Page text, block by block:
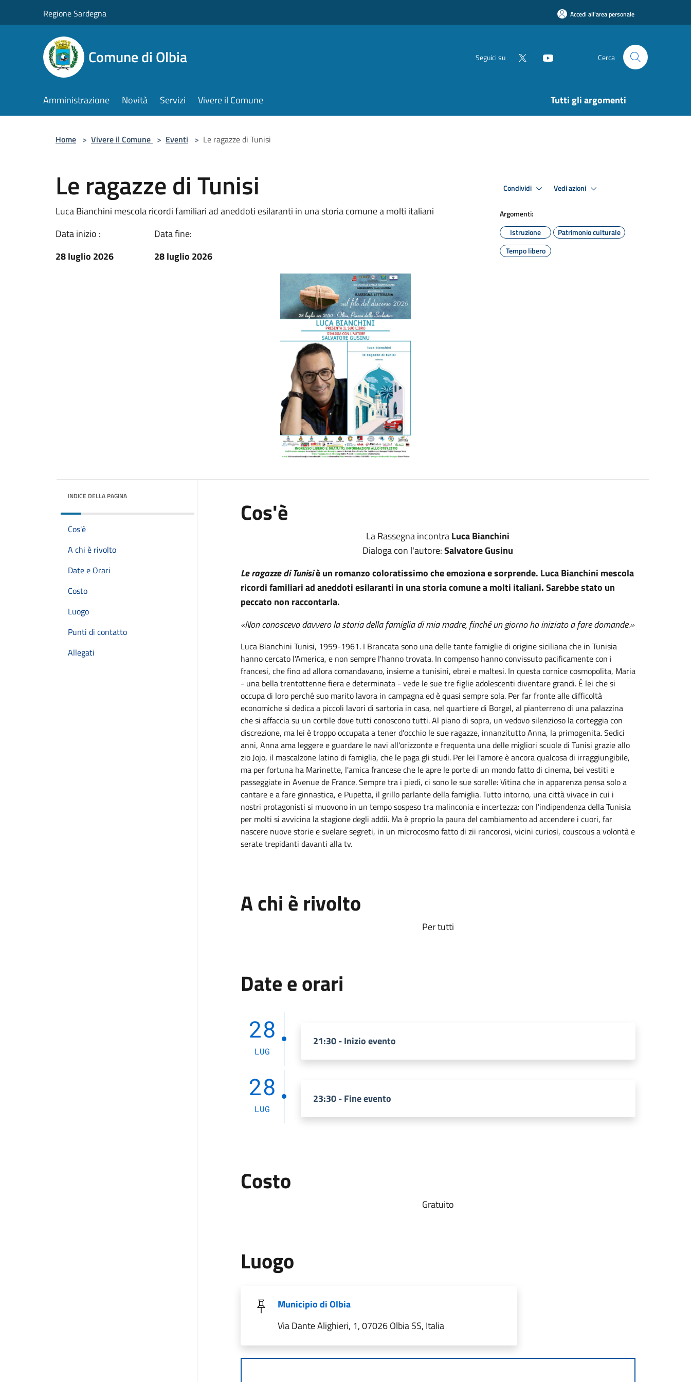
Regione Sardegna Accedi all'area personale
Comune di Olbia Seguici su Cerca
Amministrazione Novità Servizi Vivere il Comune Tutti gli argomenti
Home > Vivere il Comune > Eventi > Le ragazze di Tunisi
Le ragazze di Tunisi
Luca Bianchini mescola ricordi familiari ad aneddoti esilaranti in una storia comune a molti italiani
Data inizio :
28 luglio 2026
Data fine:
28 luglio 2026
Condividi Vedi azioni
Argomenti:
Istruzione
Patrimonio culturale
Tempo libero
INDICE DELLA PAGINA
Cos'è
A chi è rivolto
Date e Orari
Costo
Luogo
Punti di contatto
Allegati
Cos'è
La Rassegna incontraLuca Bianchini
Dialoga con l'autore:Salvatore Gusinu
Le ragazze di Tunisiè un romanzo coloratissimo che emoziona e sorprende. Luca Bianchini mescola
ricordi familiari ad aneddoti esilaranti in una storia comune a molti italiani. Sarebbe stato un
peccato non raccontarla.
«Non conoscevo davvero la storia della famiglia di mia madre, finché un giorno ho iniziato a fare domande.»
Luca Bianchini Tunisi, 1959-1961. I Brancata sono una delle tante famiglie di origine siciliana che in Tunisia
hanno cercato l'America, e non sempre l'hanno trovata. In compenso hanno convissuto pacificamente con i
francesi, che fino ad allora comandavano, insieme a tunisini, ebrei e maltesi. In questa cornice cosmopolita, Maria
- una bella trentottenne fiera e determinata - vede le sue tre figlie adolescenti diventare grandi. È lei che si
occupa di loro perché suo marito lavora in campagna ed è quasi sempre sola. Per far fronte alle difficoltà
economiche si dedica a piccoli lavori di sartoria in casa, nel quartiere di Borgel, al pianterreno di una palazzina
che si affaccia su un cortile dove tutti conoscono tutti. Al piano di sopra, un vedovo silenzioso la corteggia con
discrezione, ma lei è troppo occupata a tener d'occhio le sue ragazze, innanzitutto Anna, la primogenita. Sedici
anni, Anna ama leggere e guardare le navi all'orizzonte e frequenta una delle migliori scuole di Tunisi grazie allo
zio Jojo, il mascalzone latino di famiglia, che le paga gli studi. Per lei l'amore è ancora qualcosa di irraggiungibile,
ma per fortuna ha Marinette, l'amica francese che le apre le porte di un mondo fatto di cinema, bei vestiti e
passeggiate in Avenue de France. Sempre tra i piedi, ci sono le sue sorelle: Vitina che in apparenza pensa solo a
cantare e a fare ginnastica, e Pupetta, il grillo parlante della famiglia. Tutto intorno, una città vivace in cui i
nostri protagonisti si muovono in un tempo sospeso tra malinconia e incertezza: con l'indipendenza della Tunisia
per molti si avvicina la stagione degli addii. Ma è proprio la paura del cambiamento ad accendere i cuori, far
nascere nuove storie e svelare segreti, in un microcosmo fatto di zii rancorosi, vicini curiosi, couscous a volontà e
serate trepidanti davanti alla tv.
A chi è rivolto
Per tutti
Date e orari
28
LUG
21:30 - Inizio evento
28
LUG
23:30 - Fine evento
Costo
Gratuito
Luogo
Municipio di Olbia
Via Dante Alighieri, 1, 07026 Olbia SS, Italia